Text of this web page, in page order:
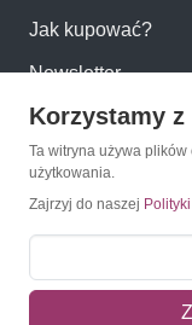
Jak kupować?
Newsletter
Konto
Moje konto
Mój koszyk
Korzystamy
Ta witryna używa
użytkowania.
Zajrzyj do naszej